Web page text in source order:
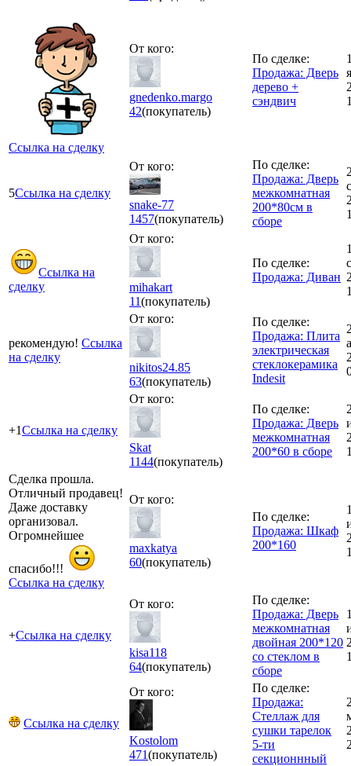
Ссылка на сделку
От кого:
gnedenko.margo
42(покупатель)
По сделке:
Продажа: Дверь
дерево +
сэндвич
5Ссылка на сделку
От кого:
snake-77
1457(покупатель)
По сделке:
Продажа: Дверь
межкомнатная
200*80см в
сборе
Ссылка на
сделку
От кого:
mihakart
11(покупатель)
По сделке:
Продажа: Диван
рекомендую! Ссылка
на сделку
От кого:
nikitos24.85
63(покупатель)
По сделке:
Продажа: Плита
электрическая
стеклокерамика
Indesit
+1Ссылка на сделку
От кого:
Skat
1144(покупатель)
По сделке:
Продажа: Дверь
межкомнатная
200*60 в сборе
Сделка прошла.
Отличный продавец!
Даже доставку
организовал.
Огромнейшее
спасибо!!!
Ссылка на сделку
От кого:
maxkatya
60(покупатель)
По сделке:
Продажа: Шкаф
200*160
+Ссылка на сделку
От кого:
kisa118
64(покупатель)
По сделке:
Продажа: Дверь
межкомнатная
двойная 200*120
со стеклом в
сборе
Ссылка на сделку
От кого:
Kostolom
471(покупатель)
По сделке:
Продажа:
Стеллаж для
сушки тарелок
5-ти
секционнный